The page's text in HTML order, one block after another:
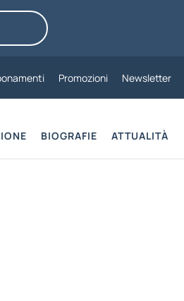
Promozioni Newsletter
BIOGRAFIE ATTUALITÀ